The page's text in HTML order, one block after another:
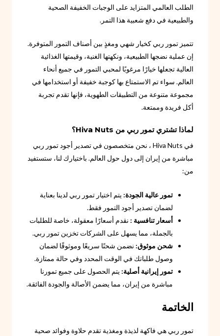
الطلب العالمي المتزايد على الوجبات الخفيفة الصحية
والطبيعية في دفع شعبية هذا التمر.
تتميز تمور ربي كخيار شهي ومغذٍ بين أصناف التمور المتوفرة.
إن عملية نضجها الطبيعية، ونكهتها الغنية، وقيمتها الغذائية
العالية تجعلها خيارًا مرغوبًا لمحبي التمور في جميع أنحاء
العالم. سواء تم الاستمتاع بها كوجبة خفيفة أو استخدامها في
مجموعة متنوعة من التطبيقات الطهوية، فإنها تقدم تجربة
أكل فريدة وممتعة.
لماذا تشتري تمور ربي من Hiva Nuts؟
في Hiva Nuts ، نحن متخصصون في تصدير أجود تمور ربي
مباشرة من إيران إلى دول حول العالم. باختيارك لنا، ستستفيد
من:
تمور عالية الجودة: يتم اختيار تمور ربي لدينا بعناية
لضمان تصدير أجود التمور فقط.
أسعار تنافسية : نقدم أسعارًا معقولة، خاصة للطلبات
بالجملة، مما يسهل على الشركات تخزين تمور ربي.
شحن موثوق: نضمن شحنًا سريعًا وموثوقًا لضمان
وصول طلباتك في الوقت المحدد وفي حالة ممتازة.
تمور إيرانية أصلية: يتم الحصول على جميع تمورنا
مباشرة من إيران، مما يضمن الأصالة والجودة الفائقة.
الخاتمة
تمور ربي هي فاكهة لذيذة ومغذية تقدم حلاوة وفوائد صحية